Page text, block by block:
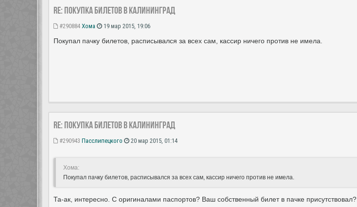
Re: Покупка билетов в Калининград
#290884 Хома 19 мар 2015, 19:06
Покупал пачку билетов, расписывался за всех сам, кассир ничего против не имела.
Re: Покупка билетов в Калининград
#290943 Пасслипецкого 20 мар 2015, 01:14
Хома:
Покупал пачку билетов, расписывался за всех сам, кассир ничего против не имела.
Та-ак, интересно. С оригиналами паспортов? Ваш собственный билет в пачке присутствовал?